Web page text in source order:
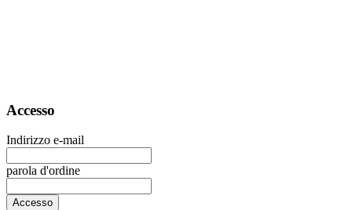
Accesso
Indirizzo e-mail
parola d'ordine
Accesso